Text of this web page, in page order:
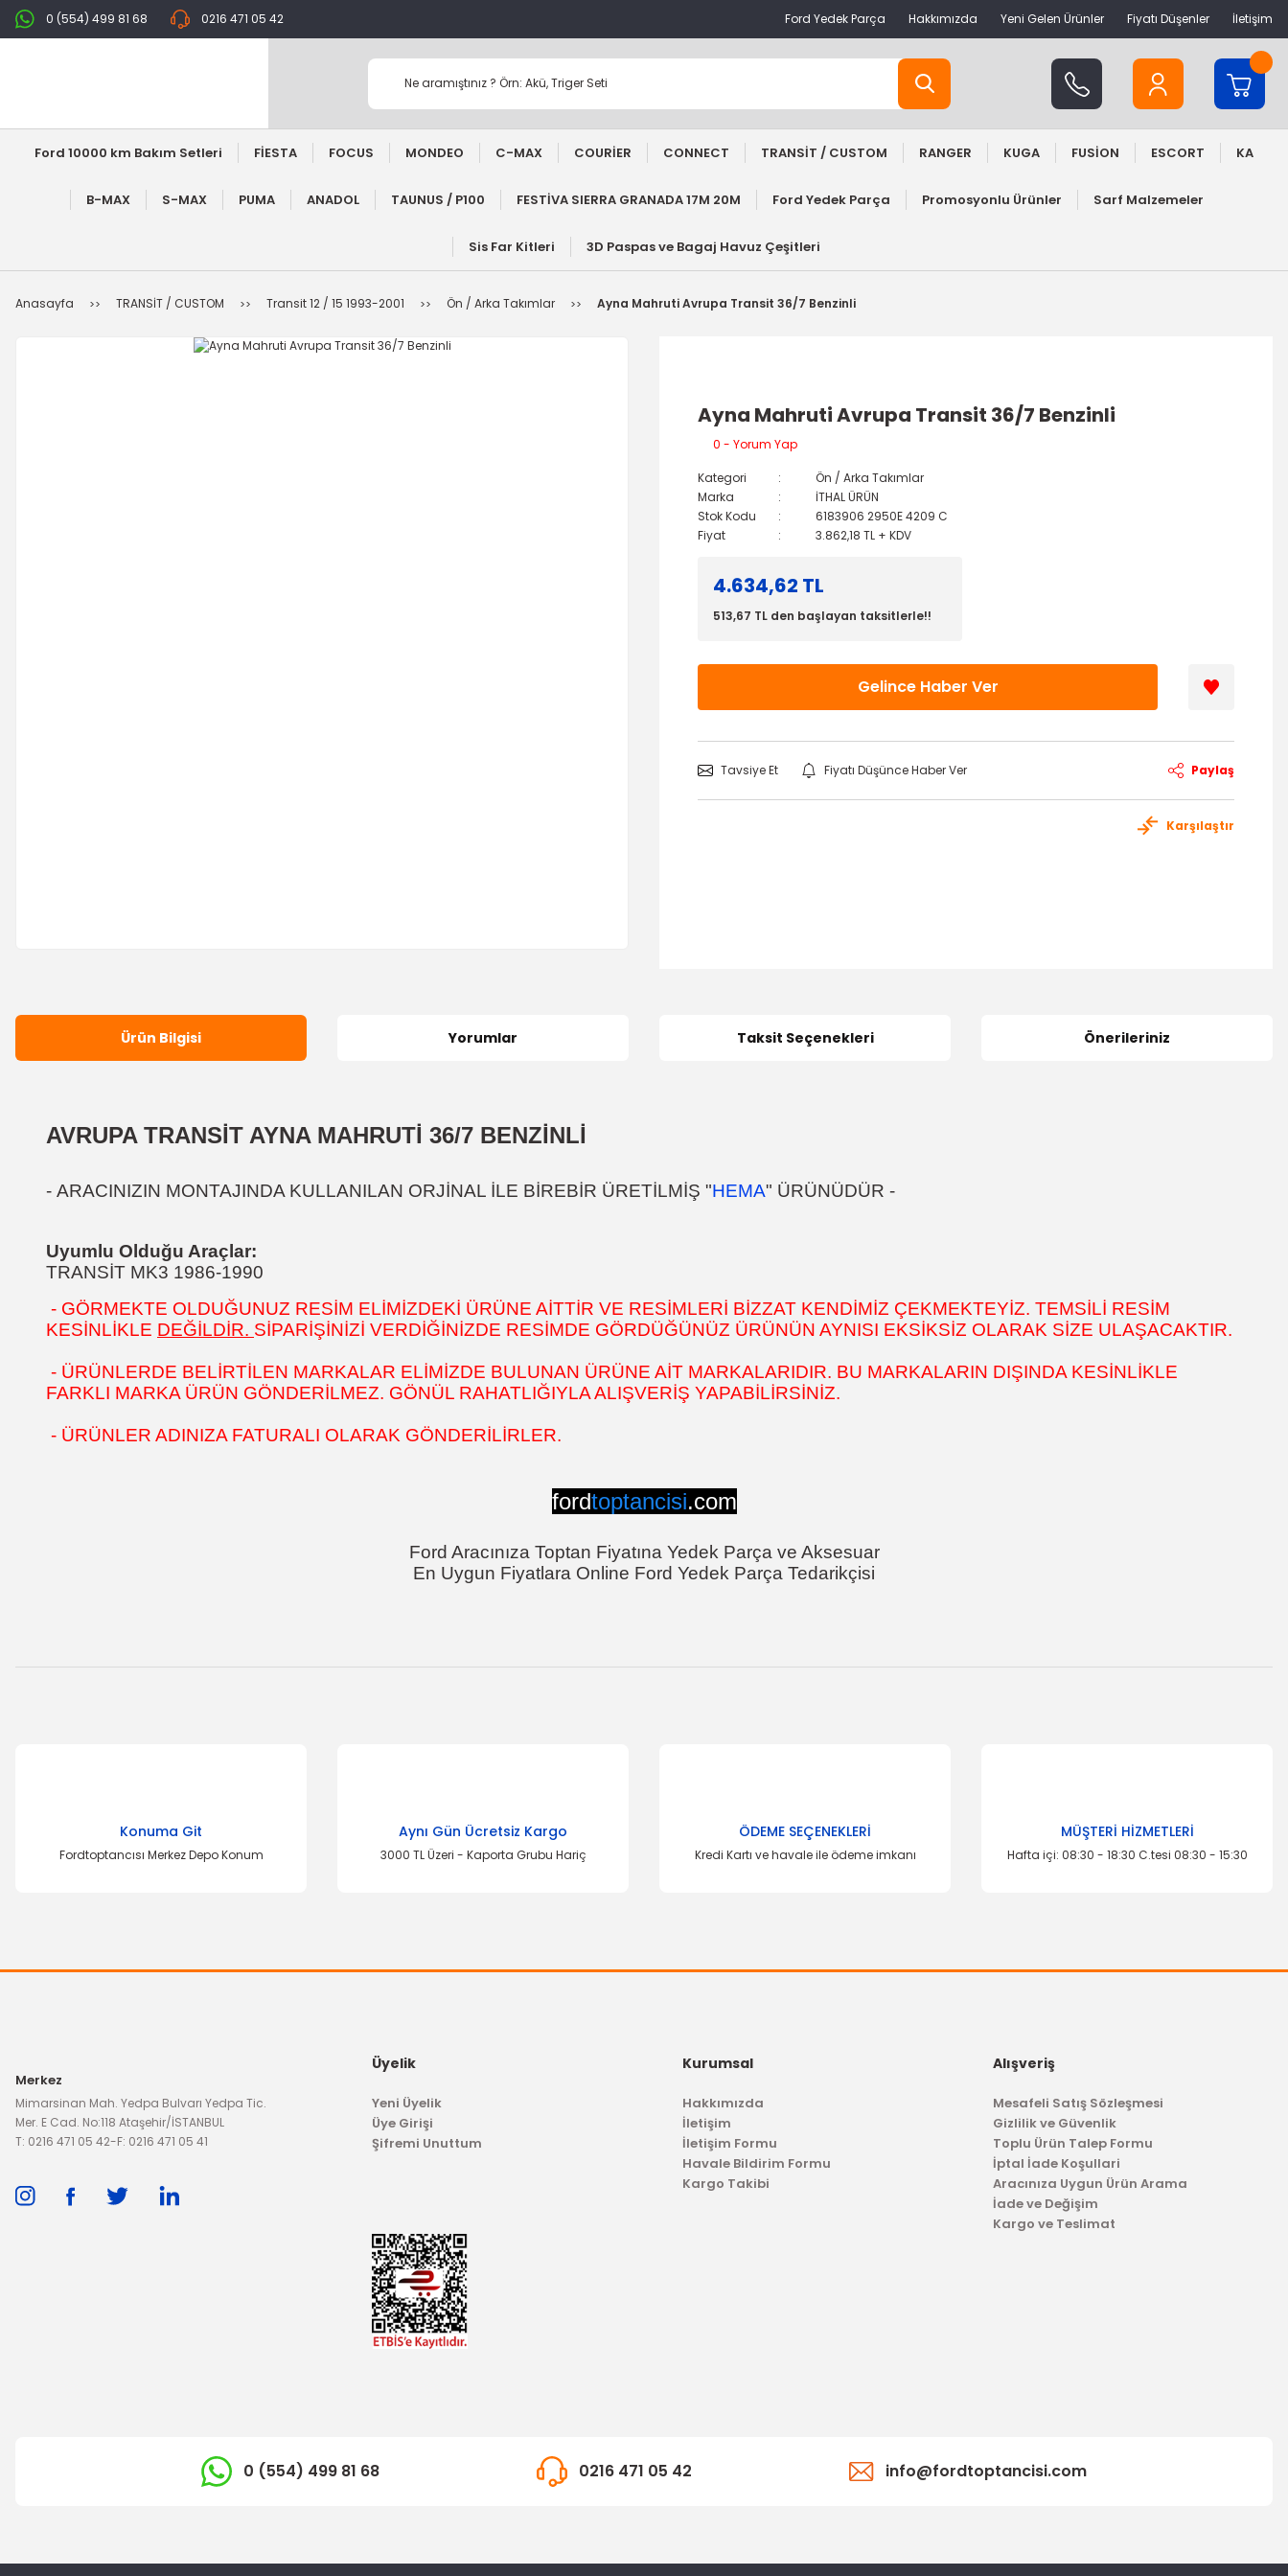
0 (554) 499 81 68 0216 471 05 42 Ford Yedek Parça Hakkımızda Yeni Gelen Ürünler Fiyatı Düşenler İletişim
Ford 10000 km Bakım Setleri FİESTA FOCUS MONDEO C-MAX COURİER CONNECT TRANSİT / CUSTOM RANGER KUGA FUSİON ESCORT KA
B-MAX S-MAX PUMA ANADOL TAUNUS / P100 FESTİVA SIERRA GRANADA 17M 20M Ford Yedek Parça Promosyonlu Ürünler Sarf Malzemeler
Sis Far Kitleri 3D Paspas ve Bagaj Havuz Çeşitleri
Anasayfa TRANSİT / CUSTOM Transit 12 / 15 1993-2001 Ön / Arka Takımlar Ayna Mahruti Avrupa Transit 36/7 Benzinli
Ayna Mahruti Avrupa Transit 36/7 Benzinli
0 - Yorum Yap
Kategori
Ön / Arka Takımlar
Marka
İTHAL ÜRÜN
Stok Kodu
6183906 2950E 4209 C
Fiyat
3.862,18 TL + KDV
4.634,62 TL
513,67 TL den başlayan taksitlerle!!
Gelince Haber Ver
Tavsiye Et Fiyatı Düşünce Haber Ver Paylaş
Karşılaştır
Ürün Bilgisi Yorumlar Taksit Seçenekleri Önerileriniz
AVRUPA TRANSİT AYNA MAHRUTİ 36/7 BENZİNLİ
- ARACINIZIN MONTAJINDA KULLANILAN ORJİNAL İLE BİREBİR ÜRETİLMİŞ "HEMA" ÜRÜNÜDÜR -
Uyumlu Olduğu Araçlar:
TRANSİT MK3 1986-1990
- GÖRMEKTE OLDUĞUNUZ RESİM ELİMİZDEKİ ÜRÜNE AİTTİR VE RESİMLERİ BİZZAT KENDİMİZ ÇEKMEKTEYİZ. TEMSİLİ RESİM
KESİNLİKLE DEĞİLDİR. SİPARİŞİNİZİ VERDİĞİNİZDE RESİMDE GÖRDÜĞÜNÜZ ÜRÜNÜN AYNISI EKSİKSİZ OLARAK SİZE ULAŞACAKTIR.
- ÜRÜNLERDE BELİRTİLEN MARKALAR ELİMİZDE BULUNAN ÜRÜNE AİT MARKALARIDIR. BU MARKALARIN DIŞINDA KESİNLİKLE
FARKLI MARKA ÜRÜN GÖNDERİLMEZ. GÖNÜL RAHATLIĞIYLA ALIŞVERİŞ YAPABİLİRSİNİZ.
- ÜRÜNLER ADINIZA FATURALI OLARAK GÖNDERİLİRLER.
fordtoptancisi.com
Ford Aracınıza Toptan Fiyatına Yedek Parça ve Aksesuar
En Uygun Fiyatlara Online Ford Yedek Parça Tedarikçisi
Ürün açıklamasında eksik bilgiler bulunuyor.
Konuma Git
Fordtoptancısı Merkez Depo Konum
Aynı Gün Ücretsiz Kargo
3000 TL Üzeri - Kaporta Grubu Hariç
ÖDEME SEÇENEKLERİ
Kredi Kartı ve havale ile ödeme imkanı
MÜŞTERİ HİZMETLERİ
Hafta içi: 08:30 - 18:30 C.tesi 08:30 - 15:30
Merkez
Mimarsinan Mah. Yedpa Bulvarı Yedpa Tic.
Mer. E Cad. No:118 Ataşehir/İSTANBUL
T: 0216 471 05 42-F: 0216 471 05 41
Üyelik
Yeni Üyelik
Üye Girişi
Şifremi Unuttum
Kurumsal
Hakkımızda
İletişim
İletişim Formu
Havale Bildirim Formu
Kargo Takibi
Alışveriş
Mesafeli Satış Sözleşmesi
Gizlilik ve Güvenlik
Toplu Ürün Talep Formu
İptal İade Koşullari
Aracınıza Uygun Ürün Arama
İade ve Değişim
Kargo ve Teslimat
0 (554) 499 81 68 0216 471 05 42 info@fordtoptancisi.com